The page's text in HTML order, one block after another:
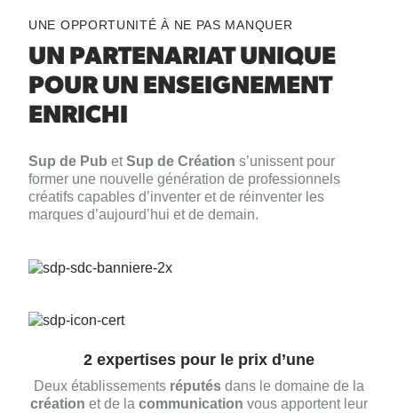
UNE OPPORTUNITÉ À NE PAS MANQUER
UN PARTENARIAT UNIQUE
POUR UN ENSEIGNEMENT
ENRICHI
Sup de Pub etSup de Création s’unissent pour
former une nouvelle génération de professionnels
créatifs capables d’inventer et de réinventer les
marques d’aujourd’hui et de demain.
2 expertises pour le prix d’une
Deux établissements réputés dans le domaine de la
création et de la communication vous apportent leur